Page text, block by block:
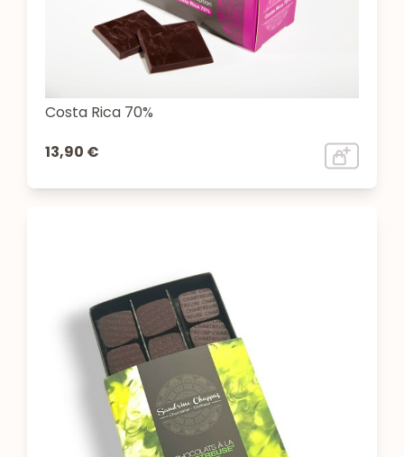
Costa Rica 70%
13,90 €